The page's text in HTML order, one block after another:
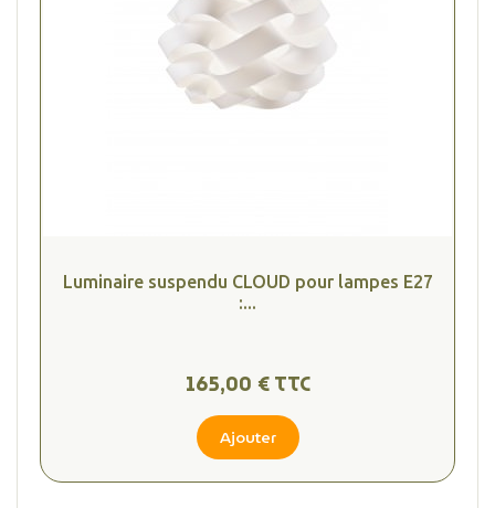
Luminaire suspendu CLOUD pour lampes E27
:...
165,00 € TTC
Ajouter